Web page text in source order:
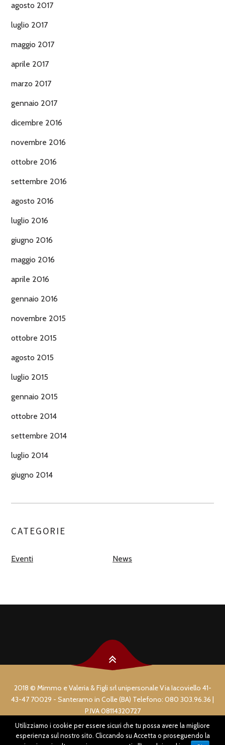
agosto 2017
luglio 2017
maggio 2017
aprile 2017
marzo 2017
gennaio 2017
dicembre 2016
novembre 2016
ottobre 2016
settembre 2016
agosto 2016
luglio 2016
giugno 2016
maggio 2016
aprile 2016
gennaio 2016
novembre 2015
ottobre 2015
agosto 2015
luglio 2015
gennaio 2015
ottobre 2014
settembre 2014
luglio 2014
giugno 2014
CATEGORIE
Eventi News
2018 © Mimmo e Valeria & Figli srl unipersonale Via Iacoviello 41-
43-47 70029 - Santeramo in Colle (BA) Telefono: 080 303.96.36 |
P.IVA 08114320727
COPYRIGHT & PRIVACY
Utilizziamo i cookie per essere sicuri che tu possa avere la migliore
esperienza sul nostro sito. Cliccando su Accetta o proseguendo la